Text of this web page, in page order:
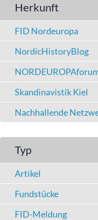
Herkunft
FID Nordeuropa
NordicHistoryBlog
Skandinavistik Kiel
Nachhallende
Typ
Artikel
Fundstücke
FID-Meldung